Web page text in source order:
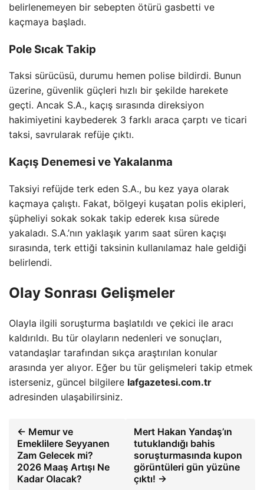
belirlenemeyen bir sebepten ötürü gasbetti ve
kaçmaya başladı.
Pole Sıcak Takip
Taksi sürücüsü, durumu hemen polise bildirdi. Bunun
üzerine, güvenlik güçleri hızlı bir şekilde harekete
geçti. Ancak S.A., kaçış sırasında direksiyon
hakimiyetini kaybederek 3 farklı araca çarptı ve ticari
taksi, savrularak refüje çıktı.
Kaçış Denemesi ve Yakalanma
Taksiyi refüjde terk eden S.A., bu kez yaya olarak
kaçmaya çalıştı. Fakat, bölgeyi kuşatan polis ekipleri,
şüpheliyi sokak sokak takip ederek kısa sürede
yakaladı. S.A.’nın yaklaşık yarım saat süren kaçışı
sırasında, terk ettiği taksinin kullanılamaz hale geldiği
belirlendi.
Olay Sonrası Gelişmeler
Olayla ilgili soruşturma başlatıldı ve çekici ile aracı
kaldırıldı. Bu tür olayların nedenleri ve sonuçları,
vatandaşlar tarafından sıkça araştırılan konular
arasında yer alıyor. Eğer bu tür gelişmeleri takip etmek
isterseniz, güncel bilgilere lafgazetesi.com.tr
adresinden ulaşabilirsiniz.
← Memur ve
Emeklilere Seyyanen
Zam Gelecek mi?
2026 Maaş Artışı Ne
Kadar Olacak?
Mert Hakan Yandaş’ın
tutuklandığı bahis
soruşturmasında kupon
görüntüleri gün yüzüne
çıktı! →